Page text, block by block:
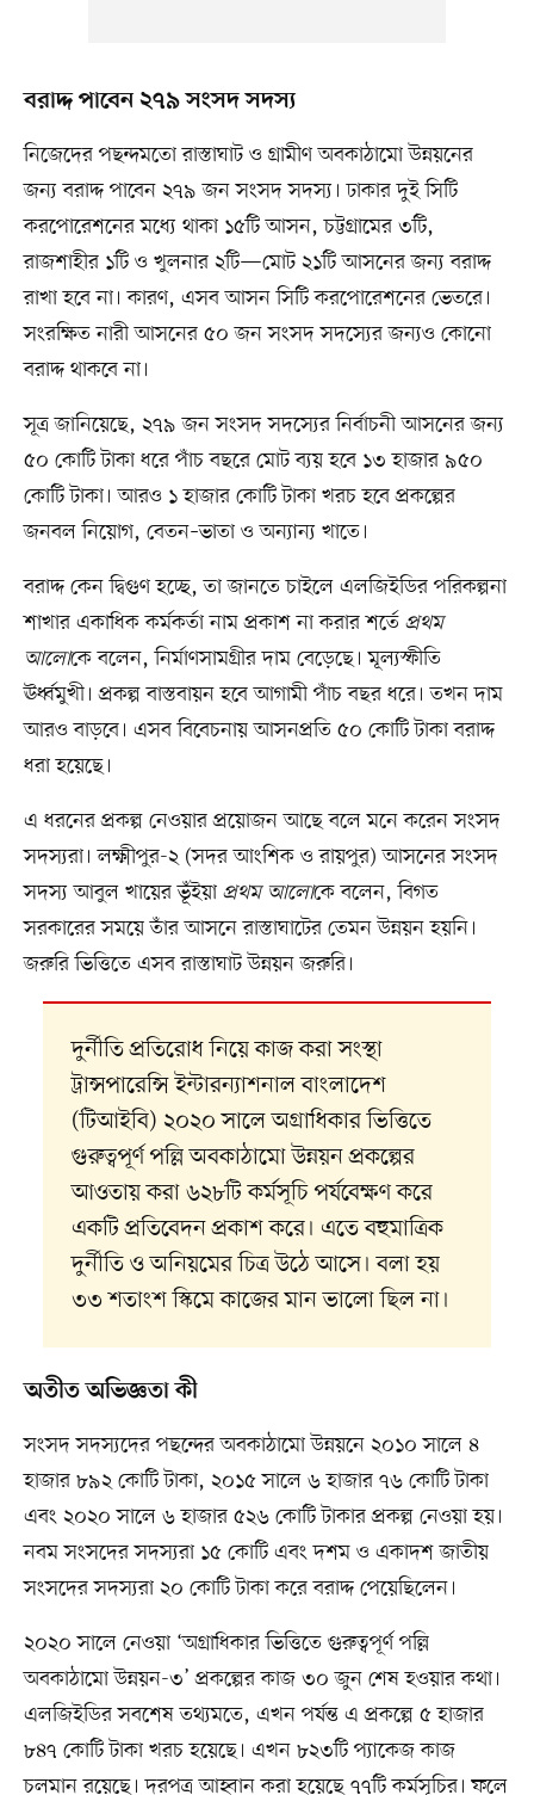
বরাদ্দ পাবেন ২৭৯ সংসদ সদস্য
নিজেদের পছন্দমতো রাস্তাঘাট ও গ্রামীণ অবকাঠামো উন্নয়নের
জন্য বরাদ্দ পাবেন ২৭৯ জন সংসদ সদস্য। ঢাকার দুই সিটি
করপোরেশনের মধ্যে থাকা ১৫টি আসন, চট্টগ্রামের ৩টি,
রাজশাহীর ১টি ও খুলনার ২টি—মোট ২১টি আসনের জন্য বরাদ্দ
রাখা হবে না। কারণ, এসব আসন সিটি করপোরেশনের ভেতরে।
সংরক্ষিত নারী আসনের ৫০ জন সংসদ সদস্যের জন্যও কোনো
বরাদ্দ থাকবে না।
সূত্র জানিয়েছে, ২৭৯ জন সংসদ সদস্যের নির্বাচনী আসনের জন্য
৫০ কোটি টাকা ধরে পাঁচ বছরে মোট ব্যয় হবে ১৩ হাজার ৯৫০
কোটি টাকা। আরও ১ হাজার কোটি টাকা খরচ হবে প্রকল্পের
জনবল নিয়োগ, বেতন–ভাতা ও অন্যান্য খাতে।
বরাদ্দ কেন দ্বিগুণ হচ্ছে, তা জানতে চাইলে এলজিইডির পরিকল্পনা
শাখার একাধিক কর্মকর্তা নাম প্রকাশ না করার শর্তে প্রথম
আলোকে বলেন, নির্মাণসামগ্রীর দাম বেড়েছে। মূল্যস্ফীতি
ঊর্ধ্বমুখী। প্রকল্প বাস্তবায়ন হবে আগামী পাঁচ বছর ধরে। তখন দাম
আরও বাড়বে। এসব বিবেচনায় আসনপ্রতি ৫০ কোটি টাকা বরাদ্দ
ধরা হয়েছে।
এ ধরনের প্রকল্প নেওয়ার প্রয়োজন আছে বলে মনে করেন সংসদ
সদস্যরা। লক্ষ্মীপুর-২ (সদর আংশিক ও রায়পুর) আসনের সংসদ
সদস্য আবুল খায়ের ভূঁইয়া প্রথম আলোকে বলেন, বিগত
সরকারের সময়ে তাঁর আসনে রাস্তাঘাটের তেমন উন্নয়ন হয়নি।
জরুরি ভিত্তিতে এসব রাস্তাঘাট উন্নয়ন জরুরি।
দুর্নীতি প্রতিরোধ নিয়ে কাজ করা সংস্থা
ট্রান্সপারেন্সি ইন্টারন্যাশনাল বাংলাদেশ
(টিআইবি) ২০২০ সালে অগ্রাধিকার ভিত্তিতে
গুরুত্বপূর্ণ পল্লি অবকাঠামো উন্নয়ন প্রকল্পের
আওতায় করা ৬২৮টি কর্মসূচি পর্যবেক্ষণ করে
একটি প্রতিবেদন প্রকাশ করে। এতে বহুমাত্রিক
দুর্নীতি ও অনিয়মের চিত্র উঠে আসে। বলা হয়
৩৩ শতাংশ স্কিমে কাজের মান ভালো ছিল না।
অতীত অভিজ্ঞতা কী
সংসদ সদস্যদের পছন্দের অবকাঠামো উন্নয়নে ২০১০ সালে ৪
হাজার ৮৯২ কোটি টাকা, ২০১৫ সালে ৬ হাজার ৭৬ কোটি টাকা
এবং ২০২০ সালে ৬ হাজার ৫২৬ কোটি টাকার প্রকল্প নেওয়া হয়।
নবম সংসদের সদস্যরা ১৫ কোটি এবং দশম ও একাদশ জাতীয়
সংসদের সদস্যরা ২০ কোটি টাকা করে বরাদ্দ পেয়েছিলেন।
২০২০ সালে নেওয়া ‘অগ্রাধিকার ভিত্তিতে গুরুত্বপূর্ণ পল্লি
অবকাঠামো উন্নয়ন-৩’ প্রকল্পের কাজ ৩০ জুন শেষ হওয়ার কথা।
এলজিইডির সবশেষ তথ্যমতে, এখন পর্যন্ত এ প্রকল্পে ৫ হাজার
৮৪৭ কোটি টাকা খরচ হয়েছে। এখন ৮২৩টি প্যাকেজ কাজ
চলমান রয়েছে। দরপত্র আহ্বান করা হয়েছে ৭৭টি কর্মসূচির। ফলে